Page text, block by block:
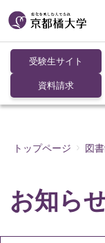
受験生サイト
資料請求
トップページ 図
お知ら